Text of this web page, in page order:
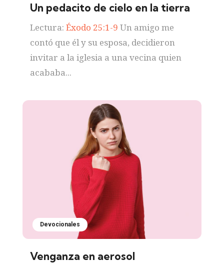
Un pedacito de cielo en la tierra
Lectura: Éxodo 25:1-9 Un amigo me
contó que él y su esposa, decidieron
invitar a la iglesia a una vecina quien
acababa...
Devocionales
Venganza en aerosol